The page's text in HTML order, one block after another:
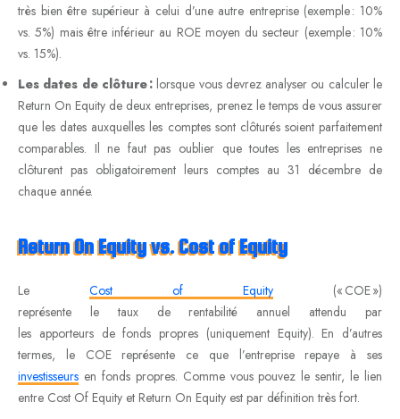
très bien être supérieur à celui d’une autre entreprise (exemple : 10%
vs. 5%) mais être inférieur au ROE moyen du secteur (exemple : 10%
vs. 15%).
Les dates de clôture :lorsque vous devrez analyser ou calculer le
Return On Equity de deux entreprises, prenez le temps de vous assurer
que les dates auxquelles les comptes sont clôturés soient parfaitement
comparables. Il ne faut pas oublier que toutes les entreprises ne
clôturent pas obligatoirement leurs comptes au 31 décembre de
chaque année.
Return OnEquityvs.CostofEquity
Le Cost of Equity (« COE »)
représente le taux de rentabilité annuel attendu par
les apporteurs de fonds propres (uniquement Equity). En d’autres
termes, le COE représente ce que l’entreprise repaye à ses
investisseurs en fonds propres. Comme vous pouvez le sentir, le lien
entre Cost Of Equity et Return On Equity est par définition très fort.